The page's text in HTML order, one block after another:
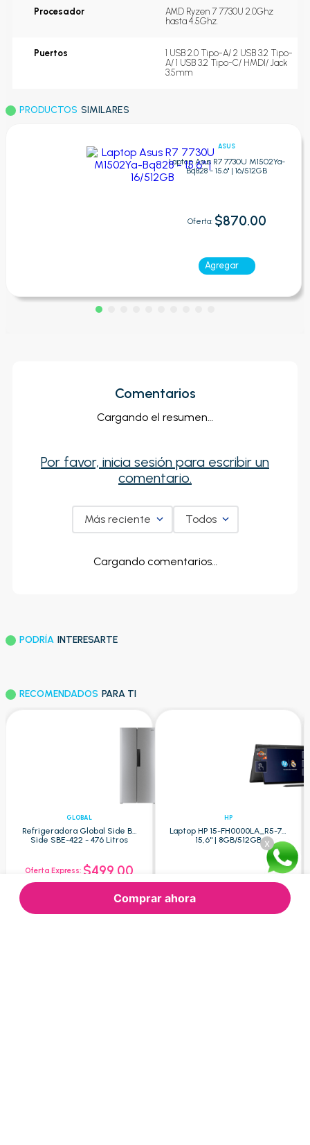
x
Comprar ahora
Procesador
AMD Ryzen 7 7730U 2.0Ghz
hasta 4.5Ghz.
Puertos
1 USB 2.0 Tipo-A/ 2 USB 3.2 Tipo-
A/ 1 USB 3.2 Tipo-C/ HMDI/ Jack
3.5mm
PRODUCTOS SIMILARES
ASUS
Laptop Asus R7 7730U M1502Ya-
Bq828 - 15.6'' | 16/512GB
Oferta: $870.00
Agregar
Comentarios
Cargando el resumen…
Por favor, inicia sesión para escribir un
comentario.
Más reciente Todos
Cargando comentarios…
PODRÍA INTERESARTE
RECOMENDADOS PARA TI
GLOBAL
Refrigeradora Global Side By
Side SBE-422 - 476 Litros
Oferta Express: $499.00
Oferta: $609.52
HP
Laptop HP 15-FH0000LA_R5-7 -
15,6" | 8GB/512GB
$1.200.00